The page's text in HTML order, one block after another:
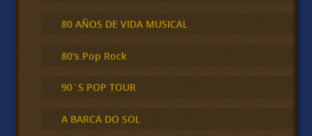
80 AÑOS DE VIDA MUSICAL
80's Pop Rock
90´S POP TOUR
A BARCA DO SOL